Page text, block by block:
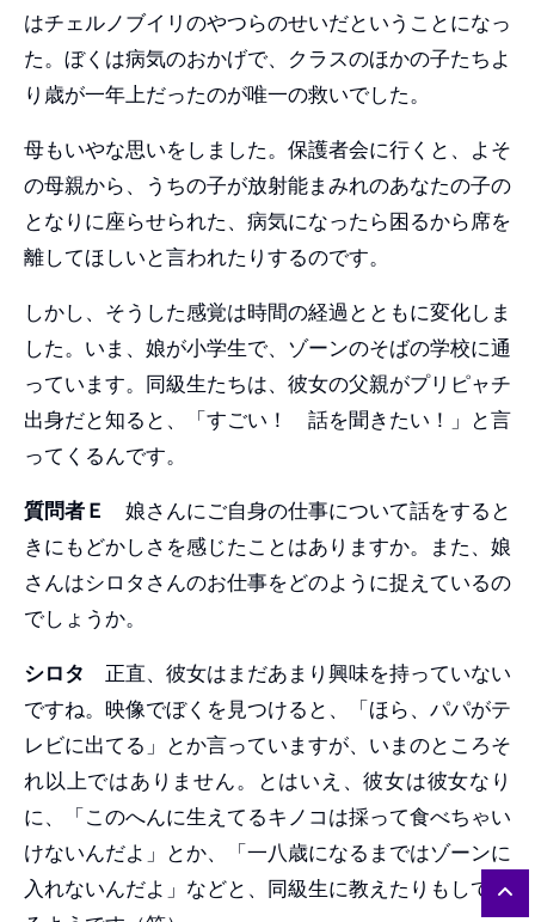
はチェルノブイリのやつらのせいだということになっ
た。ぼくは病気のおかげで、クラスのほかの子たちよ
り歳が一年上だったのが唯一の救いでした。
母もいやな思いをしました。保護者会に行くと、よそ
の母親から、うちの子が放射能まみれのあなたの子の
となりに座らせられた、病気になったら困るから席を
離してほしいと言われたりするのです。
しかし、そうした感覚は時間の経過とともに変化しま
した。いま、娘が小学生で、ゾーンのそばの学校に通
っています。同級生たちは、彼女の父親がプリピャチ
出身だと知ると、「すごい！ 話を聞きたい！」と言
ってくるんです。
質問者Ｅ
娘さんにご自身の仕事について話をすると
きにもどかしさを感じたことはありますか。また、娘
さんはシロタさんのお仕事をどのように捉えているの
でしょうか。
シロタ 正直、彼女はまだあまり興味を持っていない
ですね。映像でぼくを見つけると、「ほら、パパがテ
レビに出てる」とか言っていますが、いまのところそ
れ以上ではありません。とはいえ、彼女は彼女なり
に、「このへんに生えてるキノコは採って食べちゃい
けないんだよ」とか、「一八歳になるまではゾーンに
入れないんだよ」などと、同級生に教えたりもしてい